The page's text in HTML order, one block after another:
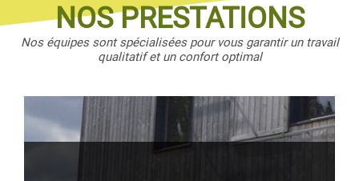
NOS PRESTATIONS
Nos équipes sont spécialisées pour vous garantir un travail
qualitatif et un confort optimal